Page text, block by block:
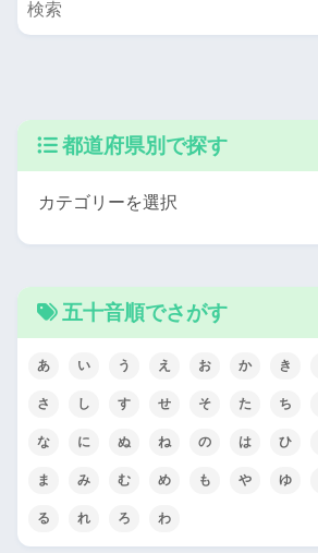
都道府県別で探す
五十音順でさがす
あ い う え お か き
さ し す せ そ た ち
な に ぬ ね の は ひ
ま み む め も や ゆ
る れ ろ わ